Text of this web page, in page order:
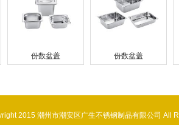
份数盆盖 份数盆盖
2015 潮州市潮安区广生不锈钢制品有限公司